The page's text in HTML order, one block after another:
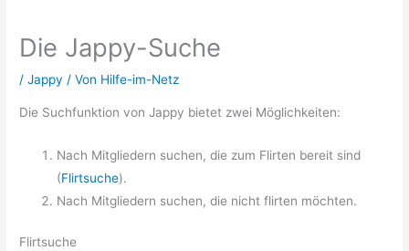
Die Jappy-Suche
/Jappy / Von Hilfe-im-Netz
Die Suchfunktion von Jappy bietet zwei Möglichkeiten:
Nach Mitgliedern suchen, die zum Flirten bereit sind
(Flirtsuche).
Nach Mitgliedern suchen, die nicht flirten möchten.
Flirtsuche